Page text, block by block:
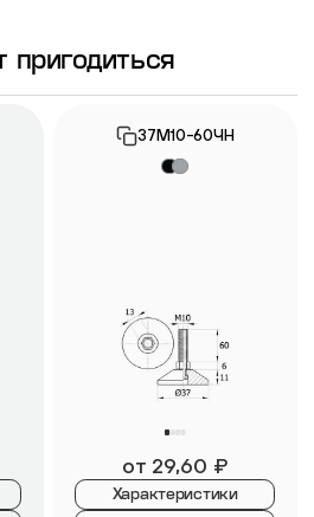
пригодиться
37М10-60ЧН
от 29,60 ₽
Характеристики